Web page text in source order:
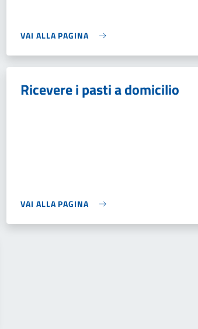
VAI ALLA PAGINA
Ricevere i pasti a domicilio
VAI ALLA PAGINA